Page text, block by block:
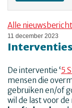
Alle
11 december 2023
De interventie ‘5
mensen die
gebruiken en/of
wil de last voor